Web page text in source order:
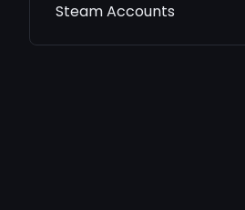
Steam Accounts